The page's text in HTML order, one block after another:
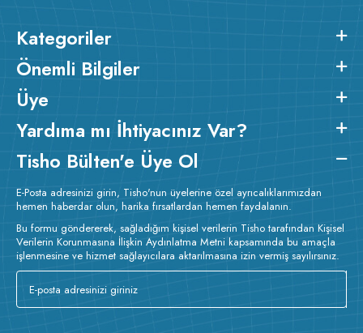
Kategoriler
Önemli Bilgiler
Üye
Yardıma mı İhtiyacınız Var?
Tisho Bülten'e Üye Ol
E-Posta adresinizi girin, Tisho'nun üyelerine özel ayrıcalıklarımızdan
hemen haberdar olun, harika fırsatlardan hemen faydalanın.
Bu formu göndererek, sağladığım kişisel verilerin Tisho tarafından Kişisel
Verilerin Korunmasına İlişkin Aydınlatma Metni kapsamında bu amaçla
işlenmesine ve hizmet sağlayıcılara aktarılmasına izin vermiş sayılırsınız.